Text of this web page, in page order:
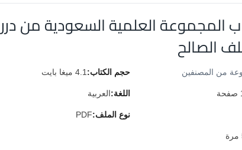
المجموعة العلمية السعودية من درر
الصالح
من المصنفين حجم الكتاب: 4.1 ميغا بايت
اللغة:العربية
نوع الملف:PDF